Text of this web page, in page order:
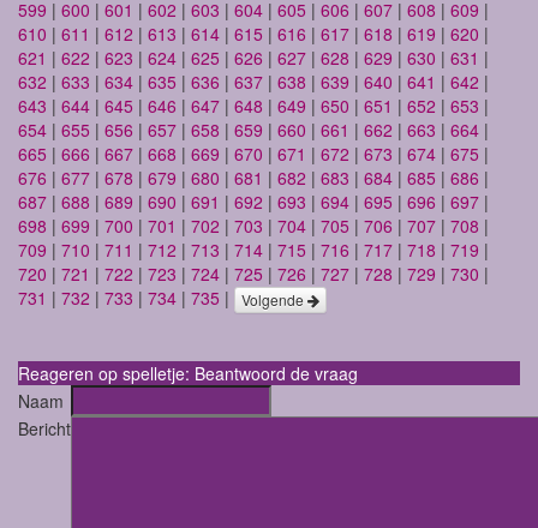
599 | 600 | 601 | 602 | 603 | 604 | 605 | 606 | 607 | 608 | 609 |
610 | 611 | 612 | 613 | 614 | 615 | 616 | 617 | 618 | 619 | 620 |
621 | 622 | 623 | 624 | 625 | 626 | 627 | 628 | 629 | 630 | 631 |
632 | 633 | 634 | 635 | 636 | 637 | 638 | 639 | 640 | 641 | 642 |
643 | 644 | 645 | 646 | 647 | 648 | 649 | 650 | 651 | 652 | 653 |
654 | 655 | 656 | 657 | 658 | 659 | 660 | 661 | 662 | 663 | 664 |
665 | 666 | 667 | 668 | 669 | 670 | 671 | 672 | 673 | 674 | 675 |
676 | 677 | 678 | 679 | 680 | 681 | 682 | 683 | 684 | 685 | 686 |
687 | 688 | 689 | 690 | 691 | 692 | 693 | 694 | 695 | 696 | 697 |
698 | 699 | 700 | 701 | 702 | 703 | 704 | 705 | 706 | 707 | 708 |
709 | 710 | 711 | 712 | 713 | 714 | 715 | 716 | 717 | 718 | 719 |
720 | 721 | 722 | 723 | 724 | 725 | 726 | 727 | 728 | 729 | 730 |
731 | 732 | 733 | 734 | 735 | Volgende
Reageren op spelletje: Beantwoord de vraag
Naam
Bericht